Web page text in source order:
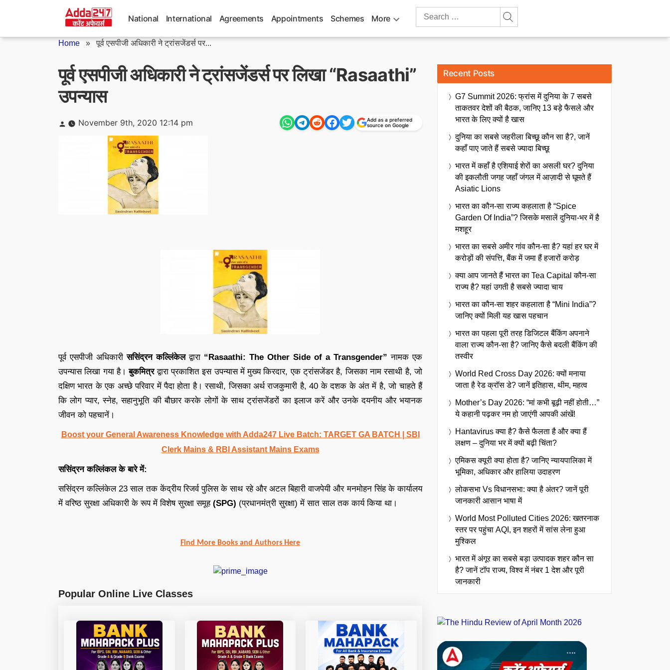
National International Agreements Appointments Schemes More
Search
Home »पूर्व एसपीजी अधिकारी ने ट्रांसजेंडर्स पर...
पूर्व एसपीजी अधिकारी ने ट्रांसजेंडर्स पर लिखा “Rasaathi”
उपन्यास
Posted
by
November 9th, 2020 12:14 pm
Add as a preferred
source on Google
पूर्व एसपीजी अधिकारीससिंद्रन कल्लिंकेलद्वारा “Rasaathi: The Other Side of a Transgender” नामक एक
उपन्यास लिखा गया है।बुकमित्रद्वारा प्रकाशित इस उपन्यास में मुख्य किरदार, एक ट्रांसजेंडर है, जिसका नाम रसाथी है, जो
दक्षिण भारत के एक अच्छे परिवार में पैदा होता है। रसाथी, जिसका अर्थ राजकुमारी है, 40 के दशक के अंत में है, जो चाहते हैं
कि लोग प्यार, स्नेह, सहानुभूति की बौछार करके लोगों के साथ ट्रांसजेंडरों का इलाज करें और उनके दयनीय और भयानक
जीवन को पहचानें।
Boost your General Awareness Knowledge with Adda247 Live Batch: TARGET GA BATCH | SBI
Clerk Mains & RBI Assistant Mains Exams
ससिंद्रन कल्लिंकल के बारे में:
ससिंद्रन कल्लिंकेल 23 साल तक केंद्रीय रिजर्व पुलिस के साथ रहे और अटल बिहारी वाजपेयी और मनमोहन सिंह के कार्यालय
में वरिष्ठ सुरक्षा अधिकारी के रूप में विशेष सुरक्षा समूह (SPG) (प्रधानमंत्री सुरक्षा) में सात साल तक कार्य किया था।
Find More Books and Authors Here
Popular Online Live Classes
Recent Posts
G7 Summit 2026: फ्रांस में दुनिया के 7 सबसे
ताकतवर देशों की बैठक, जानिए 13 बड़े फैसले और
भारत के लिए क्यों है खास
दुनिया का सबसे जहरीला बिच्छू कौन सा है?, जानें
कहाँ पाए जाते हैं सबसे ज्यादा बिच्छू
भारत में कहाँ है एशियाई शेरों का असली घर? दुनिया
की इकलौती जगह जहाँ जंगल में आज़ादी से घूमते हैं
Asiatic Lions
भारत का कौन-सा राज्य कहलाता है “Spice
Garden Of India”? जिसके मसालें दुनिया-भर में है
मशहूर
भारत का सबसे अमीर गांव कौन-सा है? यहां हर घर में
करोड़ों की संपत्ति, बैंक में जमा हैं हजारों करोड़
क्या आप जानते हैं भारत का Tea Capital कौन-सा
राज्य है? यहां उगती है सबसे ज्यादा चाय
भारत का कौन-सा शहर कहलाता है “Mini India”?
जानिए क्यों मिली यह खास पहचान
भारत का पहला पूरी तरह डिजिटल बैंकिंग अपनाने
वाला राज्य कौन-सा है? जानिए कैसे बदली बैंकिंग की
तस्वीर
World Red Cross Day 2026: क्यों मनाया
जाता है रेड क्रॉस डे? जानें इतिहास, थीम, महत्व
Mother’s Day 2026: “मां कभी बूढ़ी नहीं होती…”
ये कहानी पढ़कर नम हो जाएंगी आपकी आंखें!
Hantavirus क्या है? कैसे फैलता है और क्या हैं
लक्षण – दुनिया भर में क्यों बढ़ी चिंता?
एमिकस क्यूरी क्या होता है? जानिए न्यायपालिका में
भूमिका, अधिकार और हालिया उदाहरण
लोकसभा Vs विधानसभा: क्या है अंतर? जानें पूरी
जानकारी आसान भाषा में
World Most Polluted Cities 2026: खतरनाक
स्तर पर पहुंचा AQI, इन शहरों में सांस लेना हुआ
मुश्किल
भारत में अंगूर का सबसे बड़ा उत्पादक शहर कौन सा
है? जानें टॉप राज्य, विश्व में नंबर 1 देश और पूरी
जानकारी